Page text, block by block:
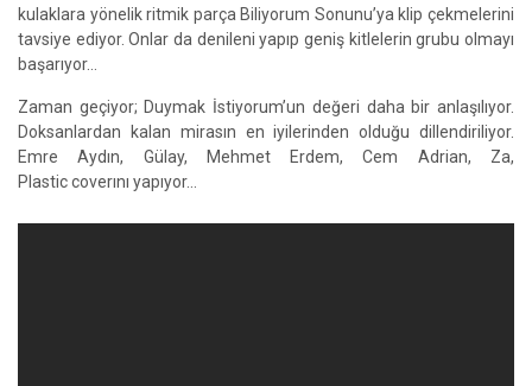
kulaklara yönelik ritmik parça Biliyorum Sonunu’ya klip çekmelerini
tavsiye ediyor. Onlar da denileni yapıp geniş kitlelerin grubu olmayı
başarıyor…
Zaman geçiyor; Duymak İstiyorum’un değeri daha bir anlaşılıyor.
Doksanlardan kalan mirasın en iyilerinden olduğu dillendiriliyor.
Emre Aydın, Gülay, Mehmet Erdem, Cem Adrian, Za,
Plastic coverını yapıyor…